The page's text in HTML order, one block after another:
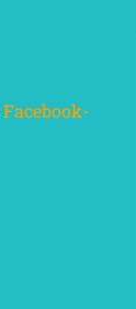
Facebook-